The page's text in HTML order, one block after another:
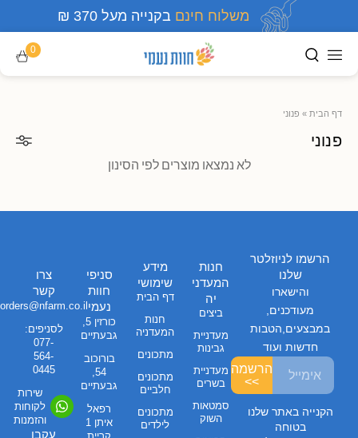
משלוח חינם בקנייה מעל 370 ₪
0
דף הבית » פנוני
פנוני
לא נמצאו מוצרים לפי הסינון
חנות
המעדני
יה
ביצים
מעדניית
גבינות
מעדניית
בשרים
סמטאות
השוק
מידע
שימושי
דף הבית
חנות
המעדניה
מתכונים
מתכונים
חלביים
מתכונים
לילדים
סניפי
חוות
נעמי
כורזין 5,
גבעתיים
בורוכוב
54,
גבעתיים
רפאל
איתן 1
צרו
קשר
orders@nfarm.co.il
לסניפים:
077-
564-
0445
שירות
לקוחות
והזמנות
עקבו
הרשמו לניוזלטר
שלנו
והישארו
מעודכנים,
במבצעים,הטבות
חדשות ועוד
הרשמה
>>
הקנייה באתר שלנו
בטוחה